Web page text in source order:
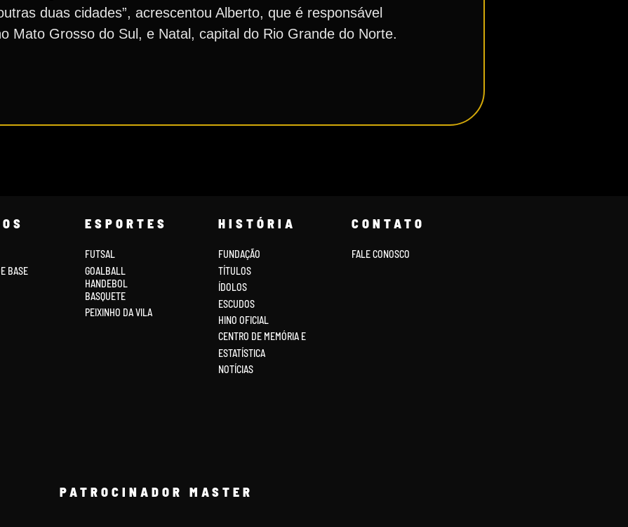
duas cidades”, acrescentou Alberto, que é responsável
Mato Grosso do Sul, e Natal, capital do Rio Grande do Norte.
BASE
ESPORTES
FUTSAL
GOALBALL
HANDEBOL
BASQUETE
PEIXINHO DA VILA
HISTÓRIA
FUNDAÇÃO
TÍTULOS
ÍDOLOS
ESCUDOS
HINO OFICIAL
CENTRO DE MEMÓRIA E
ESTATÍSTICA
NOTÍCIAS
CONTATO
FALE CONOSCO
PATROCINADOR MASTER